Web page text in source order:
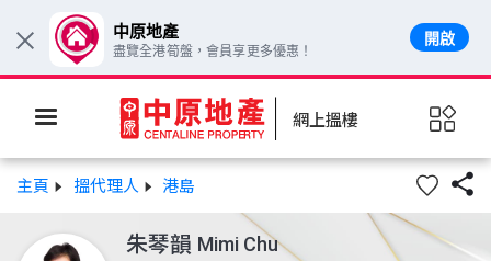
網上搵樓
主頁 搵代理人 港島 
朱琴韻 Mimi Chu
× 中原地產
盡覽全港筍盤，會員享更多優惠！
開啟